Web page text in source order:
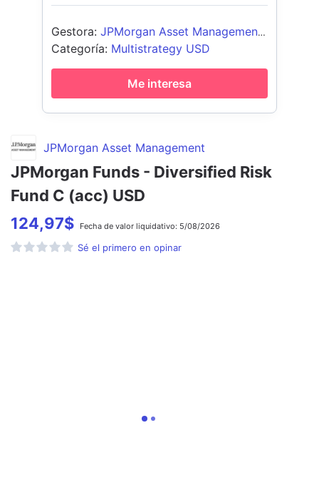
JPMorgan Asset Management
JPMorgan Funds - Diversified Risk
Fund C (acc) USD
124,97$ Fecha de valor liquidativo: 5/08/2026
Sé el primero en opinar
Gestora: JPMorgan Asset Management
(Europe) S.à r.l.
Categoría: Multistrategy USD
Me interesa